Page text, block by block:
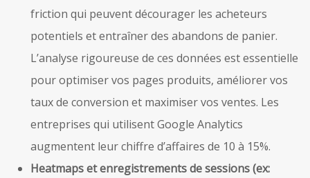
friction qui peuvent décourager les acheteurs
potentiels et entraîner des abandons de panier.
L’analyse rigoureuse de ces données est essentielle
pour optimiser vos pages produits, améliorer vos
taux de conversion et maximiser vos ventes. Les
entreprises qui utilisent Google Analytics
augmentent leur chiffre d’affaires de 10 à 15%.
Heatmaps et enregistrements de sessions (ex: